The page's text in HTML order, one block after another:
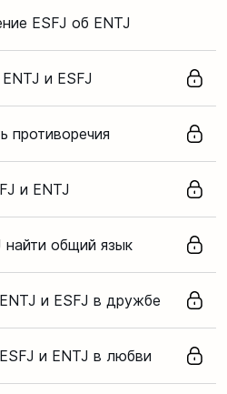
ESFJ об ENTJ
и ESFJ
противоречия
и ENTJ
найти общий язык
и ESFJ в дружбе
и ENTJ в любви